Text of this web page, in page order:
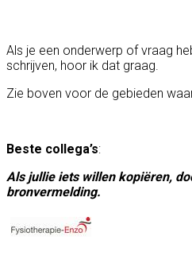
Als je een onderwerp of vraag
schrijven, hoor ik dat graag.
Zie boven voor de gebieden
Beste collega’s:
Als jullie iets willen kopiëren,
bronvermelding.